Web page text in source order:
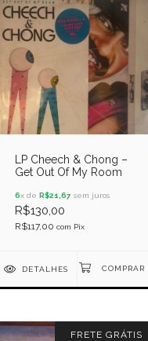
LP Cheech & Chong ‎–
Get Out Of My Room
6x de R$21,67sem juros
R$130,00
R$117,00 com Pix
DETALHES
FRETE GRÁTIS